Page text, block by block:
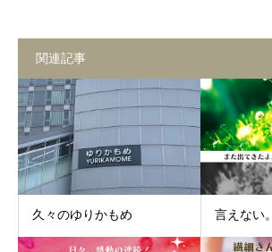
関連記事
久々のゆりかもめ 言えない。